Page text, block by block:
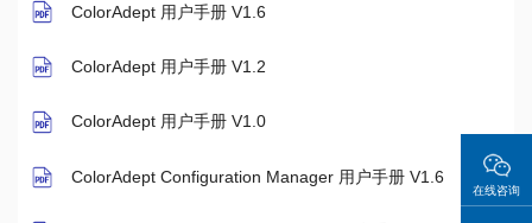
ColorAdept 用户手册 V1.6
ColorAdept 用户手册 V1.2
ColorAdept 用户手册 V1.0
ColorAdept Configuration Manager 用户手册 V1.6
在线咨询